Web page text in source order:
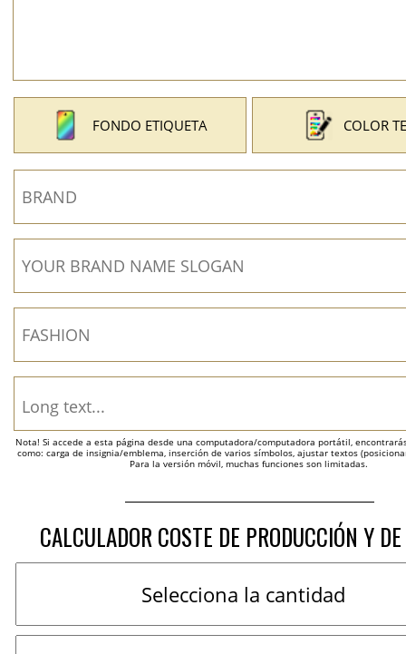
FONDO ETIQUETA COLOR
Nota! Si accede a esta página desde una computadora/computadora portátil,
como: carga de insignia/emblema, inserción de varios símbolos, ajustar textos
Para la versión móvil, muchas funciones son limitadas.
CALCULADOR COSTE DE PRODUCCIÓN Y